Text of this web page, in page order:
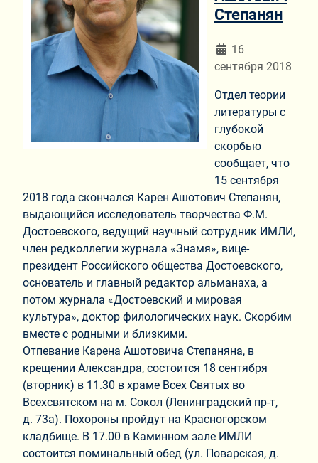
Степанян
Информация о
16
сентября 2018
Отдел теории
литературы с
глубокой
скорбью
сообщает, что
15 сентября
2018 года скончался Карен Ашотович Степанян,
выдающийся исследователь творчества Ф.М.
Достоевского, ведущий научный сотрудник ИМЛИ,
член редколлегии журнала «Знамя», вице-
президент Российского общества Достоевского,
основатель и главный редактор альманаха, а
потом журнала «Достоевский и мировая
культура», доктор филологических наук. Скорбим
вместе с родными и близкими.
Отпевание Карена Ашотовича Степаняна, в
крещении Александра, состоится 18 сентября
(вторник) в 11.30 в храме Всех Святых во
Всехсвятском на м. Сокол (Ленинградский пр-т,
д. 73а). Похороны пройдут на Красногорском
кладбище. В 17.00 в Каминном зале ИМЛИ
состоится поминальный обед (ул. Поварская, д.